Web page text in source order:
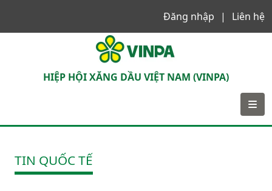
Đăng nhập
Liên hệ
HIỆP HỘI XĂNG DẦU VIỆT NAM (VINPA)
TIN QUỐC TẾ